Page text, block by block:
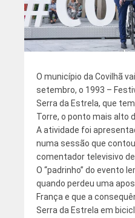
O município da Covilhã
setembro, o 1993 –
Serra da Estrela, que
Torre, o ponto mais alto
A atividade foi
numa sessão que
comentador televisivo
O “padrinho” do evento
quando perdeu uma
França e que a
Serra da Estrela em